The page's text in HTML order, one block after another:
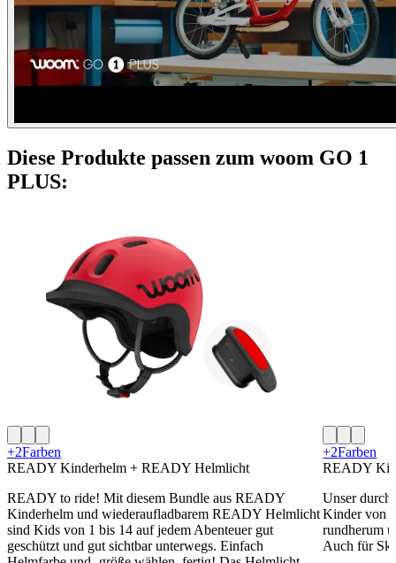
Diese Produkte passen zum woom GO 1
PLUS:
+2Farben
READY Kinderhelm + READY Helmlicht
READY to ride! Mit diesem Bundle aus READY
Kinderhelm und wiederaufladbarem READY Helmlicht
sind Kids von 1 bis 14 auf jedem Abenteuer gut
geschützt und gut sichtbar unterwegs. Einfach
+2Farben
READY
Unser
Kinder von
rundherum
Auch für